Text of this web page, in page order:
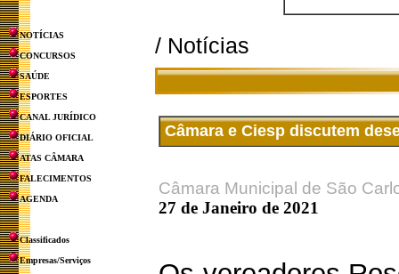
NOTÍCIAS
CONCURSOS
SAÚDE
ESPORTES
CANAL JURÍDICO
DIÁRIO OFICIAL
ATAS CÂMARA
FALECIMENTOS
AGENDA
Classificados
Empresas/Serviços
/ Notícias
Câmara e Ciesp discutem
Câmara Municipal de São
27 de Janeiro de 2021